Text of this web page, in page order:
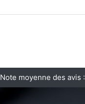
Note moyenne des avis :